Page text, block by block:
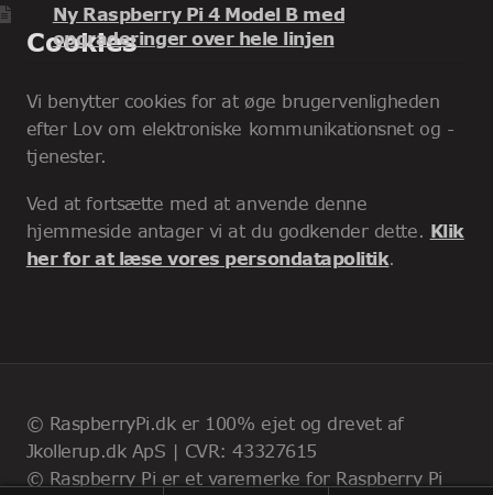
Ny Raspberry Pi 4 Model B med
opgraderinger over hele linjen
Cookies
Vi benytter cookies for at øge brugervenligheden
efter Lov om elektroniske kommunikationsnet og -
tjenester.
Ved at fortsætte med at anvende denne
hjemmeside antager vi at du godkender dette. Klik
her for at læse vores persondatapolitik.
© RaspberryPi.dk er 100% ejet og drevet af
Jkollerup.dk ApS | CVR: 43327615
© Raspberry Pi er et varemerke for Raspberry Pi